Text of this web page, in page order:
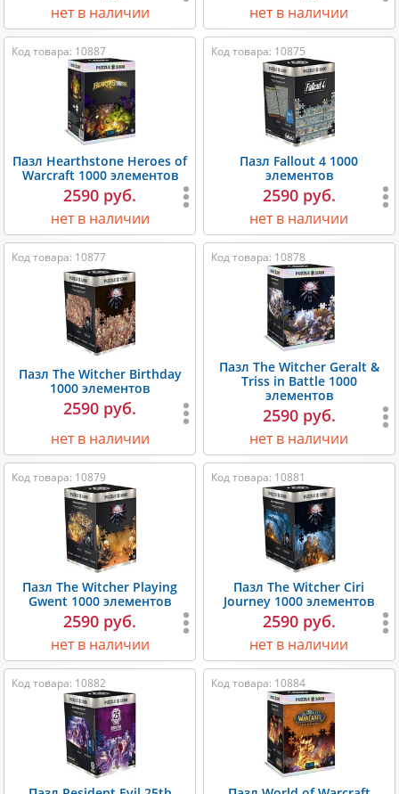
нет в наличии нет в наличии
Код товара: 10887
Пазл Hearthstone Heroes of
Warcraft 1000 элементов
2590 руб.
нет в наличии
Код товара: 10875
Пазл Fallout 4 1000
элементов
2590 руб.
нет в наличии
Код товара: 10877
Пазл The Witcher Birthday
1000 элементов
2590 руб.
нет в наличии
Код товара: 10878
Пазл The Witcher Geralt &
Triss in Battle 1000
элементов
2590 руб.
нет в наличии
Код товара: 10879
Пазл The Witcher Playing
Gwent 1000 элементов
2590 руб.
нет в наличии
Код товара: 10881
Пазл The Witcher Ciri
Journey 1000 элементов
2590 руб.
нет в наличии
Код товара: 10882 Код товара: 10884